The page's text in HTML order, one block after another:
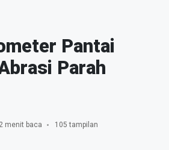
Pantai
Parah
2 menit baca 105 tampilan